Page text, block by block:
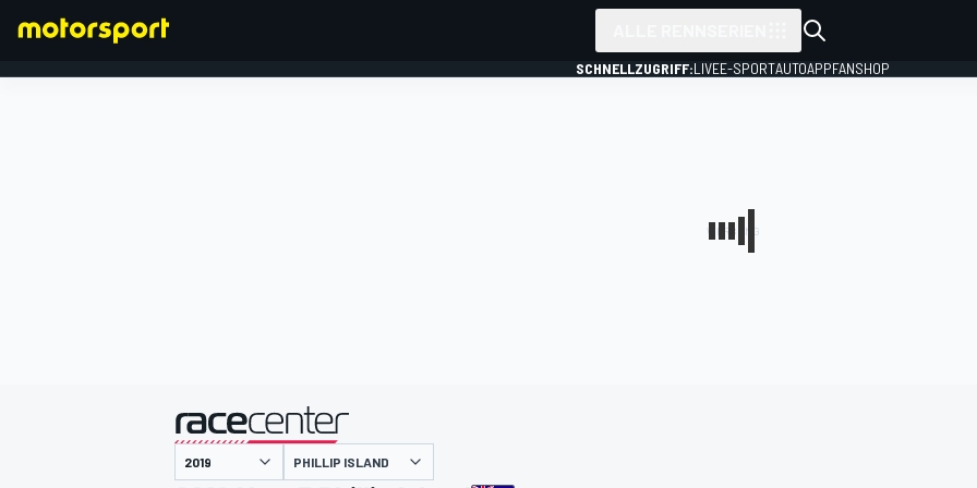
SCHNELLZUGRIFF:LIVEE-SPORTAUTOAPPFANSHOP
PHILLIP ISLAND